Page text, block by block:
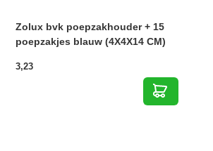
Zolux bvk poepzakhouder + 15
poepzakjes blauw (4X4X14 CM)
3,23